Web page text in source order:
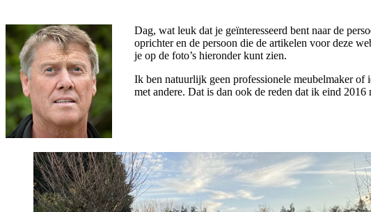
Dag, wat leuk dat je geïnteresseerd bent naar de
oprichter en de persoon die de artikelen voor deze
je op de foto’s hieronder kunt zien.
Ik ben natuurlijk geen professionele meubelmaker of
met andere. Dat is dan ook de reden dat ik eind 2016